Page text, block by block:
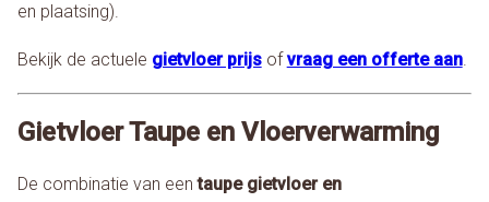
en plaatsing).
Bekijk de actuele gietvloer prijsofvraag een offerte aan.
Gietvloer Taupe en Vloerverwarming
De combinatie van eentaupe gietvloer en